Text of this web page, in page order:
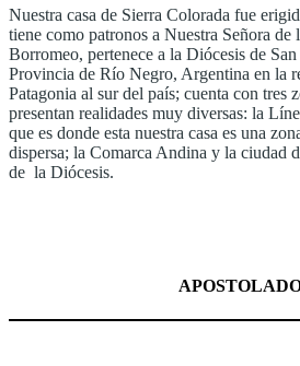
Nuestra casa de Sierra Colorada fue
tiene como patronos a Nuestra Señora de
Borromeo, pertenece a la Diócesis de
Provincia de Río Negro, Argentina en la
Patagonia al sur del país; cuenta con tres
presentan realidades muy diversas: la
que es donde esta nuestra casa es una
dispersa; la Comarca Andina y la ciudad
de la Diócesis.